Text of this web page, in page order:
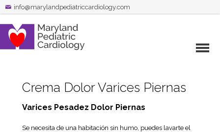
info@marylandpediatriccardiology.com
Crema Dolor Varices Piernas
Varices Pesadez Dolor Piernas
Se necesita de una habitación sin humo, puedes lavarte el